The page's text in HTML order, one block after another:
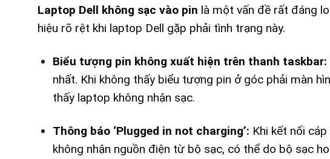
Laptop Dell không sạc vào pin là một vấn đề rất đáng
hiệu rõ rệt khi laptop Dell gặp phải tình trạng này.
Biểu tượng pin không xuất hiện trên thanh taskbar:
nhất. Khi không thấy biểu tượng pin ở góc phải màn
thấy laptop không nhận sạc.
Thông báo ‘Plugged in not charging’: Khi kết nối
không nhận nguồn điện từ bộ sạc, có thể do bộ sạc